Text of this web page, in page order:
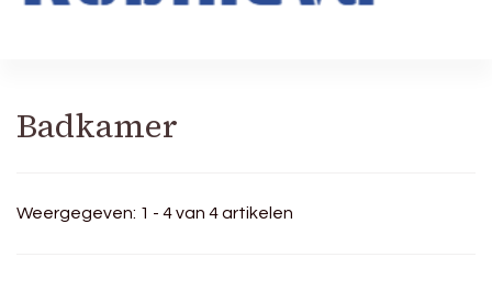
Badkamer
Weergegeven: 1 - 4 van 4 artikelen